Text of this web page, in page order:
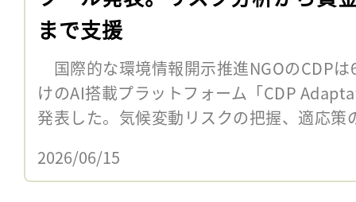
まで支援
国際的な環境情報開示推進NGOのCDP
けのAI搭載プラットフォーム「CDP
発表した。気候変動リスクの把握、適応
2026/06/15